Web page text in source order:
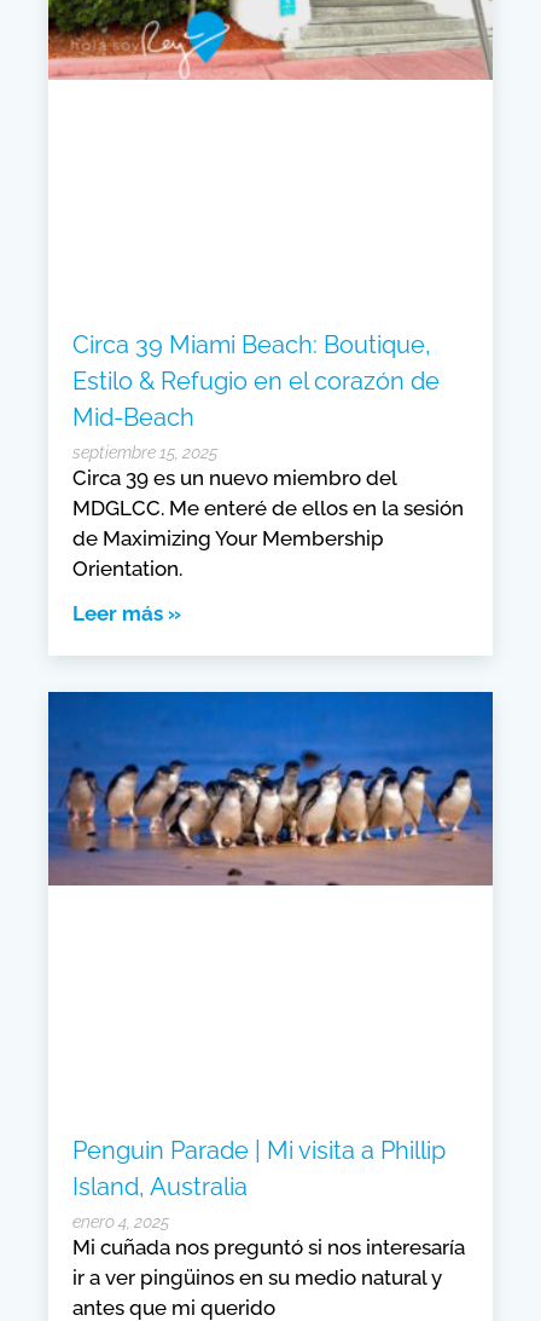
Circa 39 Miami Beach: Boutique,
Estilo & Refugio en el corazón de
Mid-Beach
septiembre 15, 2025
Circa 39 es un nuevo miembro del
MDGLCC. Me enteré de ellos en la sesión
de Maximizing Your Membership
Orientation.
Leer más »
Penguin Parade | Mi visita a Phillip
Island, Australia
enero 4, 2025
Mi cuñada nos preguntó si nos interesaría
ir a ver pingüinos en su medio natural y
antes que mi querido